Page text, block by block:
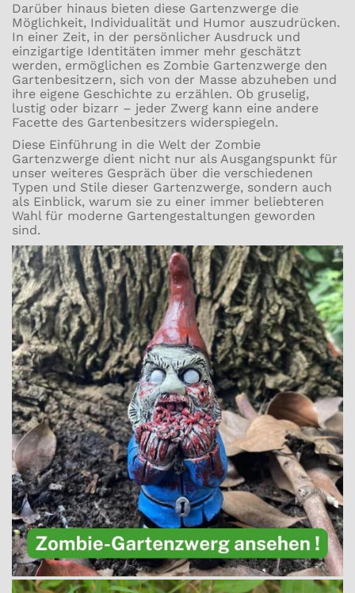
Darüber hinaus bieten diese Gartenzwerge die
Möglichkeit, Individualität und Humor auszudrücken.
In einer Zeit, in der persönlicher Ausdruck und
einzigartige Identitäten immer mehr geschätzt
werden, ermöglichen es Zombie Gartenzwerge den
Gartenbesitzern, sich von der Masse abzuheben und
ihre eigene Geschichte zu erzählen. Ob gruselig,
lustig oder bizarr – jeder Zwerg kann eine andere
Facette des Gartenbesitzers widerspiegeln.
Diese Einführung in die Welt der Zombie
Gartenzwerge dient nicht nur als Ausgangspunkt für
unser weiteres Gespräch über die verschiedenen
Typen und Stile dieser Gartenzwerge, sondern auch
als Einblick, warum sie zu einer immer beliebteren
Wahl für moderne Gartengestaltungen geworden
sind.